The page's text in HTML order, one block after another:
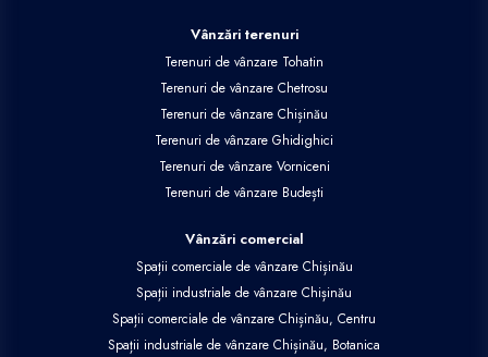
Vânzări terenuri
Terenuri de vânzare Tohatin
Terenuri de vânzare Chetrosu
Terenuri de vânzare Chișinău
Terenuri de vânzare Ghidighici
Terenuri de vânzare Vorniceni
Terenuri de vânzare Budești
Vânzări comercial
Spații comerciale de vânzare Chișinău
Spații industriale de vânzare Chișinău
Spații comerciale de vânzare Chișinău, Centru
Spații industriale de vânzare Chișinău, Botanica